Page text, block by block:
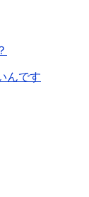
んです